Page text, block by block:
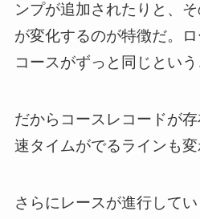
ンプが追加されたりと、
が変化するのが特徴だ。
コースがずっと同じという
だからコースレコードが
速タイムがでるラインも変
さらにレースが進行して